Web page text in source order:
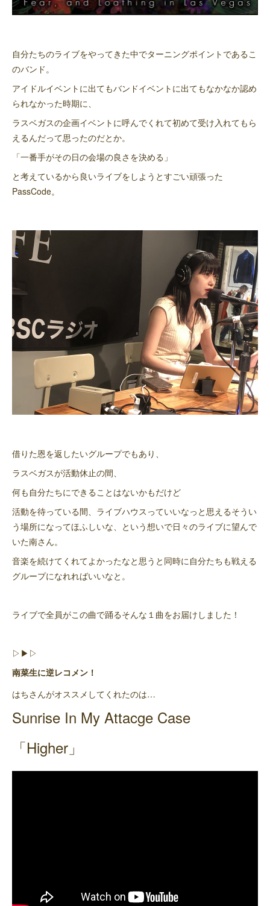
自分たちのライブをやってきた中でターニングポイントであるこ
のバンド。
アイドルイベントに出てもバンドイベントに出てもなかなか認め
られなかった時期に、
ラスベガスの企画イベントに呼んでくれて初めて受け入れてもら
えるんだって思ったのだとか。
「一番手がその日の会場の良さを決める」
と考えているから良いライブをしようとすごい頑張った
PassCode。
借りた恩を返したいグループでもあり、
ラスベガスが活動休止の間、
何も自分たちにできることはないかもだけど
活動を待っている間、ライブハウスっていいなっと思えるそうい
う場所になってほふしいな、という想いで日々のライブに望んで
いた南さん。
音楽を続けてくれてよかったなと思うと同時に自分たちも戦える
グループになれればいいなと。
ライブで全員がこの曲で踊るそんな１曲をお届けしました！
▷▶︎▷
南菜生に逆レコメン！
はちさんがオススメしてくれたのは…
Sunrise In My Attacge Case
「Higher」